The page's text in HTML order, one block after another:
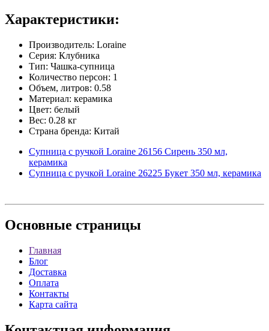
Характеристики:
Производитель: Loraine
Серия: Клубника
Тип: Чашка-супница
Количество персон: 1
Объем, литров: 0.58
Материал: керамика
Цвет: белый
Вес: 0.28 кг
Страна бренда: Китай
Супница с ручкой Loraine 26156 Сирень 350 мл,
керамика
Супница с ручкой Loraine 26225 Букет 350 мл, керамика
Основные страницы
Главная
Блог
Доставка
Оплата
Контакты
Карта сайта